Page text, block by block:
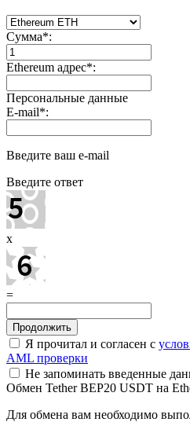
Сумма*:
Ethereum адрес*:
Персональные данные
E-mail*:
Введите ваш e-mail
Введите ответ
x
=
Я прочитал и согласен с
AML проверки
Не запоминать введенные
Обмен Tether BEP20 USDT на
Для обмена вам необходимо